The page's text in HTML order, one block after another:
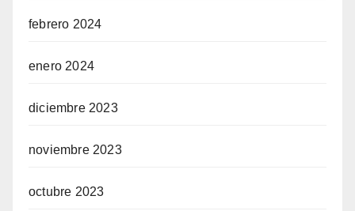
febrero 2024
enero 2024
diciembre 2023
noviembre 2023
octubre 2023